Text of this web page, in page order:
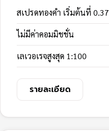
สเปรดทองคำ เริ่มต้นที่
ไม่มีค่าคอมมิชชั่น
เลเวอเรจสูงสุด 1:100
รายละเอียด